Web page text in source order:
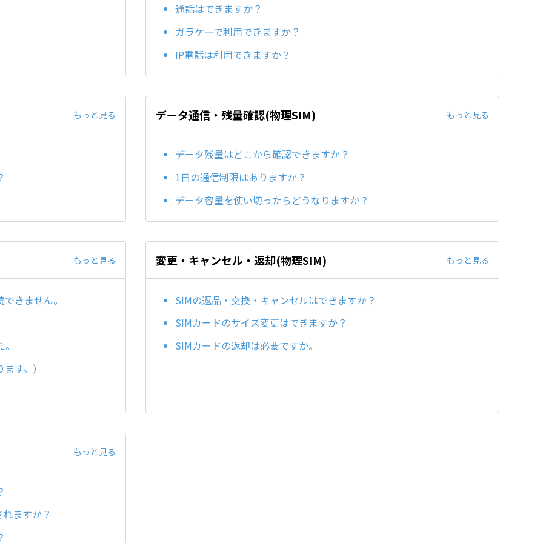
通話はできますか？
ガラケーで利用できますか？
IP電話は利用できますか？
もっと見る データ通信・残量確認(物理SIM) もっと見る
データ残量はどこから確認できますか？
1日の通信制限はありますか？
データ容量を使い切ったらどうなりますか？
もっと見る
きません。
す。）
変更・キャンセル・返却(物理SIM) もっと見る
SIMの返品・交換・キャンセルはできますか？
SIMカードのサイズ変更はできますか？
SIMカードの返却は必要ですか。
もっと見る
ますか？